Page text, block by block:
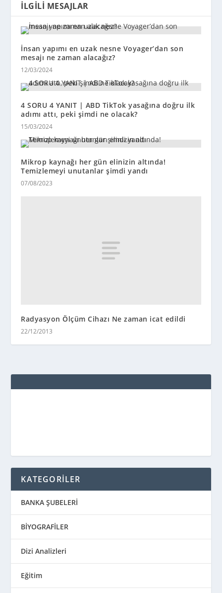
İLGILI MESAJLAR
İnsan yapımı en uzak nesne Voyager’dan son
mesajı ne zaman alacağız?
12/03/2024
4 SORU 4 YANIT | ABD TikTok yasağına doğru ilk
adımı attı, peki şimdi ne olacak?
15/03/2024
Mikrop kaynağı her gün elinizin altında!
Temizlemeyi unutanlar şimdi yandı
07/08/2023
Radyasyon Ölçüm Cihazı Ne zaman icat edildi
22/12/2013
KATEGORİLER
BANKA ŞUBELERİ
BİYOGRAFİLER
Dizi Analizleri
Eğitim